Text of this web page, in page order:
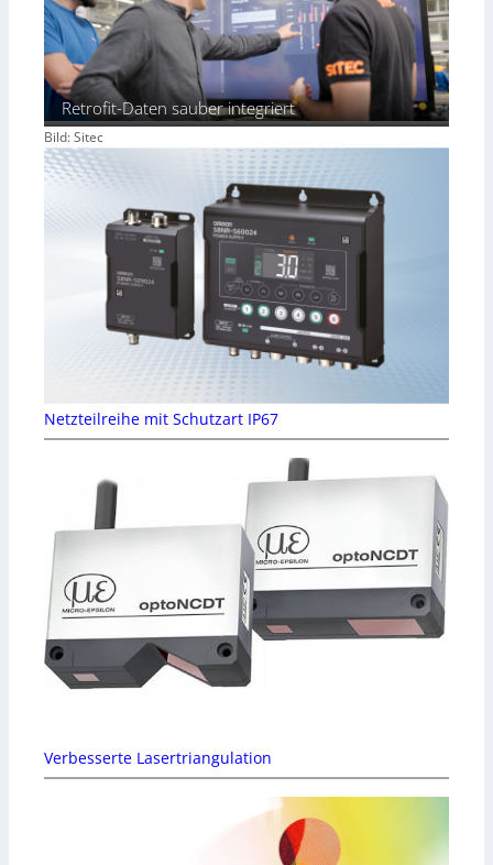
Retrofit-Daten sauber integriert
Bild: Sitec
Netzteilreihe mit Schutzart IP67
Verbesserte Lasertriangulation